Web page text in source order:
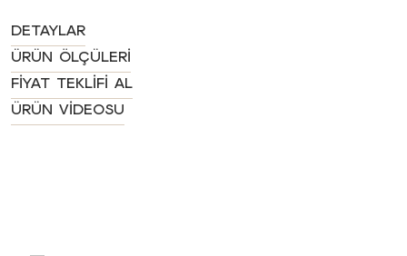
DETAYLAR
ÜRÜN ÖLÇÜLERI
FIYAT TEKLIFI AL
ÜRÜN VIDEOSU